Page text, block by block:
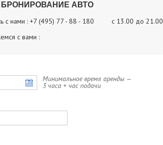
БРОНИРОВАНИЕ АВТО
с нами : +7 (495) 77 - 88 - 180 с 13.00 до 21.00
с вами :
Минимальное время аренды —
3 часа + час подачи